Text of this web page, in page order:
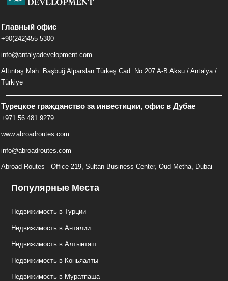
Главный офис
+90(242)455-5300
info@antalyadevelopment.com
Altıntaş Mah. Başbuğ Alparslan Türkeş Cad. No:207 A-B Aksu / Antalya /
Türkiye
Турецкое гражданство за инвестиции, офис в Дубае
+971 56 481 9279
www.abroadroutes.com
info@abroadroutes.com
Abroad Routes - Office 219, Sultan Business Center, Oud Metha, Dubai
Популярные Места
Недвижимость в Турции
Недвижимость в Анталии
Недвижимость в Алтынташ
Недвижимость в Коньяалты
Недвижимость в Муратпаша